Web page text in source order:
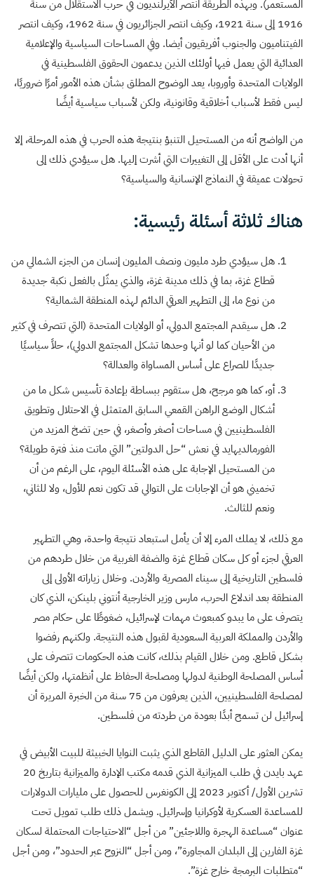
المستعمر). وبهذه الطريقة انتصر الأيرلنديون في حرب الاستقلال من سنة
1916 إلى سنة 1921، وكيف انتصر الجزائريون في سنة 1962، وكيف انتصر
الفيتناميون والجنوب أفريقيون أيضا. وفي المساحات السياسية والإعلامية
العدائية التي يعمل فيها أولئك الذين يدعمون الحقوق الفلسطينية في
الولايات المتحدة وأوروبا، يعد الوضوح المطلق بشأن هذه الأمور أمرًا ضروريًا،
ليس فقط لأسباب أخلاقية وقانونية، ولكن لأسباب سياسية أيضًا
من الواضح أنه من المستحيل التنبؤ بنتيجة هذه الحرب في هذه المرحلة، إلا
أنها أدت على الأقل إلى التغييرات التي أشرت إليها. هل سيؤدي ذلك إلى
تحولات عميقة في النماذج الإنسانية والسياسية؟
هناك ثلاثة أسئلة رئيسية:
هل سيؤدي طرد مليون ونصف المليون إنسان من الجزء الشمالي من
قطاع غزة، بما في ذلك مدينة غزة، والذي يمثّل بالفعل نكبة جديدة
من نوع ما، إلى التطهير العرقي الدائم لهذه المنطقة الشمالية؟
هل سيقدم المجتمع الدولي، أو الولايات المتحدة (التي تتصرف في كثير
من الأحيان كما لو أنها وحدها تشكل المجتمع الدولي)، حلاً سياسيًا
جديدًا للصراع على أساس المساواة والعدالة؟
أو، كما هو مرجح، هل ستقوم ببساطة بإعادة تأسيس شكل ما من
أشكال الوضع الراهن القمعي السابق المتمثل في الاحتلال وتطويق
الفلسطينيين في مساحات أصغر وأصغر، في حين تضخ المزيد من
الفورمالديهايد في نعش “حل الدولتين” التي ماتت منذ فترة طويلة؟
من المستحيل الإجابة على هذه الأسئلة اليوم، على الرغم من أن
تخميني هو أن الإجابات على التوالي قد تكون نعم للأول، ولا للثاني،
ونعم للثالث.
مع ذلك، لا يملك المرء إلا أن يأمل استبعاد نتيجة واحدة، وهي التطهير
العرقي لجزء أو كل سكان قطاع غزة والضفة الغربية من خلال طردهم من
فلسطين التاريخية إلى سيناء المصرية والأردن. وخلال زياراته الأولى إلى
المنطقة بعد اندلاع الحرب، مارس وزير الخارجية أنتوني بلينكن، الذي كان
يتصرف على ما يبدو كمبعوث مهمات لإسرائيل، ضغوطًا على حكام مصر
والأردن والمملكة العربية السعودية لقبول هذه النتيجة. ولكنهم رفضوا
بشكل قاطع. ومن خلال القيام بذلك، كانت هذه الحكومات تتصرف على
أساس المصلحة الوطنية لدولها ومصلحة الحفاظ على أنظمتها، ولكن أيضًا
لمصلحة الفلسطينيين، الذين يعرفون من 75 سنة من الخبرة المريرة أن
إسرائيل لن تسمح أبدًا بعودة من طردته من فلسطين.
يمكن العثور على الدليل القاطع الذي يثبت النوايا الخبيثة للبيت الأبيض في
عهد بايدن في طلب الميزانية الذي قدمه مكتب الإدارة والميزانية بتاريخ 20
تشرين الأول/ أكتوبر 2023 إلى الكونغرس للحصول على مليارات الدولارات
للمساعدة العسكرية لأوكرانيا وإسرائيل. ويشمل ذلك طلب تمويل تحت
عنوان “مساعدة الهجرة واللاجئين” من أجل “الاحتياجات المحتملة لسكان
غزة الفارين إلى البلدان المجاورة”، ومن أجل “النزوح عبر الحدود”، ومن أجل
“متطلبات البرمجة خارج غزة”.